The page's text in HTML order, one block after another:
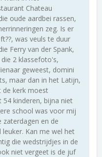
Chateau
oude aardbei rassen,
zeg. Is er
was veuls te duur
Ferry van der Spank,
2 klassefoto's,
geweest, domini
maar dan in het Latijn,
de kerk moest
54 kinderen, bijna niet
school was voor mij
zaterdagen en de
Kan me wel het
die wedstrijdjes in de
niet vergeet is de juf